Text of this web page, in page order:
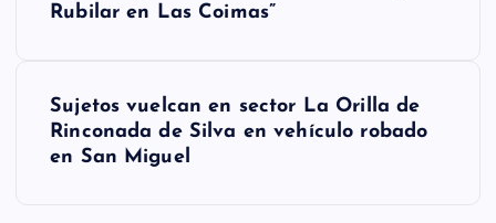
Rubilar en Las Coimas”
Sujetos vuelcan en sector La Orilla de
Rinconada de Silva en vehículo robado
en San Miguel